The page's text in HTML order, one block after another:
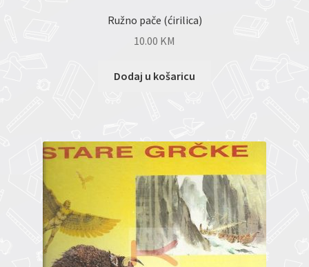
Ružno pače (ćirilica)
10.00 KM
Dodaj u košaricu